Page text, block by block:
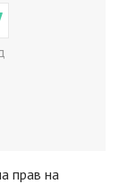
прав на